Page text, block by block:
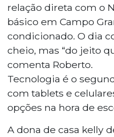
relação direta com o
básico em Campo
condicionado. O dia
cheio, mas “do jeito
comenta Roberto.
Tecnologia é o
com tablets e
opções na hora de
A dona de casa kelly